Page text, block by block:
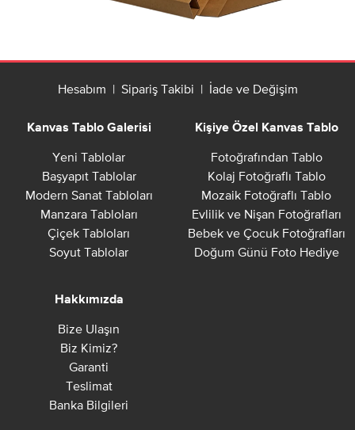
Hesabım | Sipariş Takibi | İade ve Değişim
Kanvas Tablo Galerisi
Yeni Tablolar
Başyapıt Tablolar
Modern Sanat Tabloları
Manzara Tabloları
Çiçek Tabloları
Soyut Tablolar
Kişiye Özel Kanvas Tablo
Fotoğrafından Tablo
Kolaj Fotoğraflı Tablo
Mozaik Fotoğraflı Tablo
Evlilik ve Nişan Fotoğrafları
Bebek ve Çocuk Fotoğrafları
Doğum Günü Foto Hediye
Hakkımızda
Bize Ulaşın
Biz Kimiz?
Garanti
Teslimat
Banka Bilgileri